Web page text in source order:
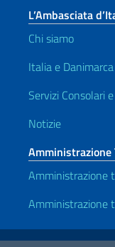
L’Ambasciata
Chi siamo
Italia e Danimarca
Servizi Consolari
Notizie
Amministrazione
Amministrazione
Amministrazione
Link Utili